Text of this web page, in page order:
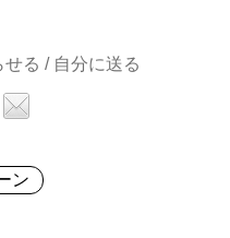
る / 自分に送る
ン